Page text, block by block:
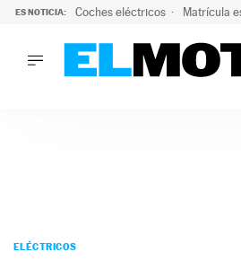
ES NOTICIA: Coches eléctricos Matrícula
PODCAST
ELÉCTRICOS